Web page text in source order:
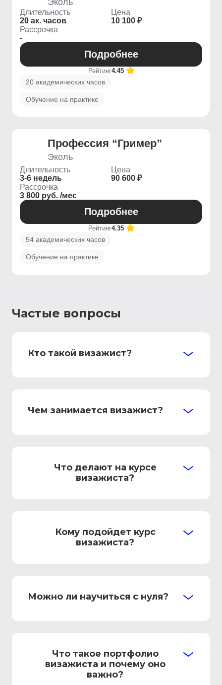
Эколь
Длительность
20 ак. часов
Цена
10 100 ₽
Рассрочка
-
Подробнее
Рейтинг4.45
20 академических часов
Обучение на практике
Профессия “Гример”
Эколь
Длительность
3-6 недель
Цена
90 600 ₽
Рассрочка
3 800 руб. /мес
Подробнее
Рейтинг4.35
54 академических часов
Обучение на практике
Частые вопросы
Кто такой визажист?
Чем занимается визажист?
Что делают на курсе
визажиста?
Кому подойдет курс
визажиста?
Можно ли научиться с нуля?
Что такое портфолио
визажиста и почему оно
важно?